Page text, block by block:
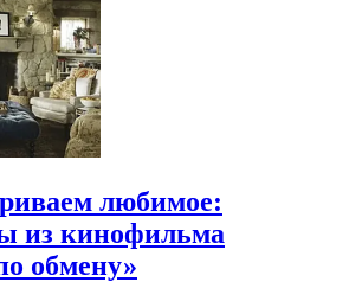
любимое:
из кинофильма
обмену»